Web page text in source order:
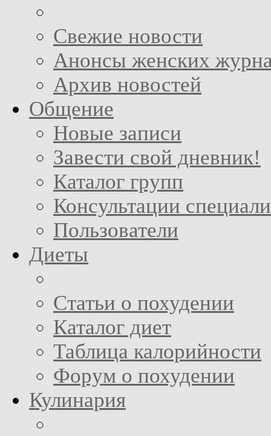
Свежие новости
Анонсы женских
Архив новостей
Общение
Новые записи
Завести свой дневник!
Каталог групп
Консультации
Пользователи
Диеты
Статьи о похудении
Каталог диет
Таблица калорийности
Форум о похудении
Кулинария